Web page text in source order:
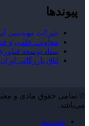
پیوندها
شرکت مهندسی
معاونت علمی و
ستاد توسعه
اتاق بازرگانی ایران
© تمامی حقوق مادی و
می‌باشد.
facebook